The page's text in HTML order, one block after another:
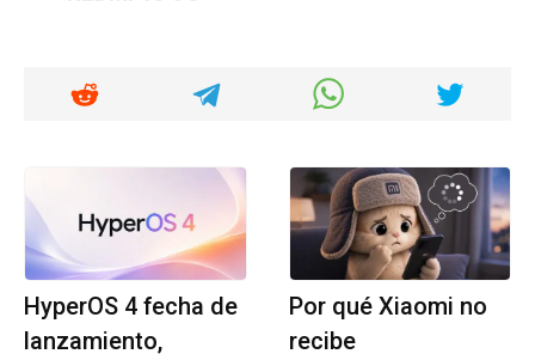
HyperOS 4 fecha de
lanzamiento,
Por qué Xiaomi no
recibe